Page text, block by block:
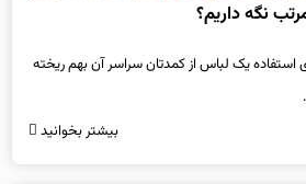
نگه داریم؟
استفاده یک لباس از کمدتان سراسر آن بهم ریخته
بیشتر بخوانید